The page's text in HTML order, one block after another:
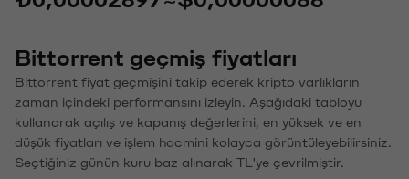
Bittorrent geçmiş fiyatları
Bittorrent fiyat geçmişini takip ederek kripto varlıkların
zaman içindeki performansını izleyin. Aşağıdaki tabloyu
kullanarak açılış ve kapanış değerlerini, en yüksek ve en
düşük fiyatları ve işlem hacmini kolayca görüntüleyebilirsiniz.
Seçtiğiniz günün kuru baz alınarak TL'ye çevrilmiştir.